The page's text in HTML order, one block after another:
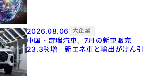
2026.08.06 大企業
中国・奇瑞汽車、7月の新車販売
23.3％増 新エネ車と輸出がけん引